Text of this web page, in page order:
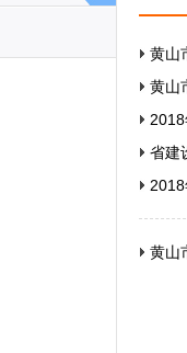
黄山
黄山
省建
黄山